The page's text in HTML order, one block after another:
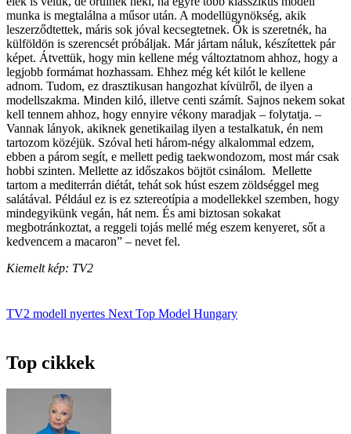
munka is megtalálna a műsor után. A modellügynökség, akik
leszerződtettek, máris sok jóval kecsegtetnek. Ők is szeretnék, ha
külföldön is szerencsét próbáljak. Már jártam náluk, készítettek pár
képet. Átvettük, hogy min kellene még változtatnom ahhoz, hogy a
legjobb formámat hozhassam. Ehhez még két kilót le kellene
adnom. Tudom, ez drasztikusan hangozhat kívülről, de ilyen a
modellszakma. Minden kiló, illetve centi számít. Sajnos nekem sokat
kell tennem ahhoz, hogy ennyire vékony maradjak – folytatja. –
Vannak lányok, akiknek genetikailag ilyen a testalkatuk, én nem
tartozom közéjük. Szóval heti három-négy alkalommal edzem,
ebben a párom segít, e mellett pedig taekwondozom, most már csak
hobbi szinten. Mellette az időszakos böjtöt csinálom. Mellette
tartom a mediterrán diétát, tehát sok húst eszem zöldséggel meg
salátával. Például ez is ez sztereotípia a modellekkel szemben, hogy
mindegyikünk vegán, hát nem. És ami biztosan sokakat
megbotránkoztat, a reggeli tojás mellé még eszem kenyeret, sőt a
kedvencem a macaron” – nevet fel.
Kiemelt kép: TV2
TV2 modell nyertes Next Top Model Hungary
Top cikkek